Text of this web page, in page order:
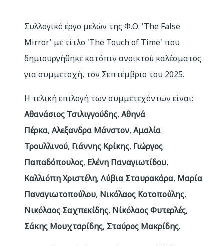
Συλλογικό έργο μελών της Φ.Ο. 'The False
Mirror' με τίτλο 'The Touch of Time' που
δημιουργήθηκε κατόπιν ανοικτού καλέσματος
για συμμετοχή, τον Σεπτέμβριο του 2025.
Η τελική επιλογή των συμμετεχόντων είναι:
Αθανάσιος Τσιλιγγούδης, Αθηνά
Πέρκα, Αλεξανδρα Μάνστον, Αμαλία
Τρουλλινού, Γιάννης Κρίκης, Γιώργος
Παπαδόπουλος, Ελένη Παναγιωτίδου,
Καλλιόπη Χριστέλη, Λύβια Σταυρακάρα, Μαρία
Παναγιωτοπούλου, Νικόλαος Κοτοπούλης,
Νικόλαος Σαχπεκίδης, Νίκόλαος Φυτερλές,
Σάκης Μουχταρίδης, Σταύρος Μακρίδης.